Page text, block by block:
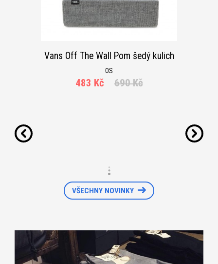
Vans Off The Wall Pom šedý kulich
OS
483 Kč 690 Kč
VŠECHNY NOVINKY